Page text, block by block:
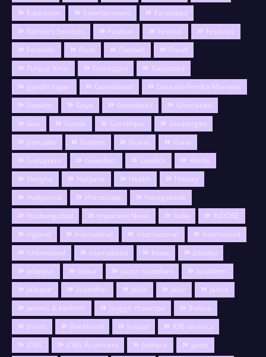
Education
Entertainment
Faridabad
Farmers Services
Fashion Festival
Festivals
Festivels
Food Football
Fraud
Fungus Virus
Gairatganj
Gajiyabad
gandhi nagar
Gariyaband
Gaurela-Pendra-Marwahi
Gawlior
Gaya Gaziabaad
Ghaziabad
Goa
Gonda Gorakhpur
Gouhargan
govt.jobs
Gujarat Gujrat
Guna
Gurugram
Guwahati Gwalior
Harda
Hariyna
Haryana Health
History
Hollywood
Horoscope
hosagabade
Hoshangabad
Important News India
INDORE
ingland
Internatinal international
Internationl
Ishlamabad
islamabaad Itawa
Jabalpu
Jabalpur
Jaipur jaipur rajasthan
Jaisalmer
Jaitupur
Jalandhar Jalna jalor
Jalore
jammu & kashmir
Janggir chaampa
Jhabua
Jhansi
Jharkhand Jirapur
JOB vacancy
JOBS
JOBS Rcuirment Jodhpur
jyotis